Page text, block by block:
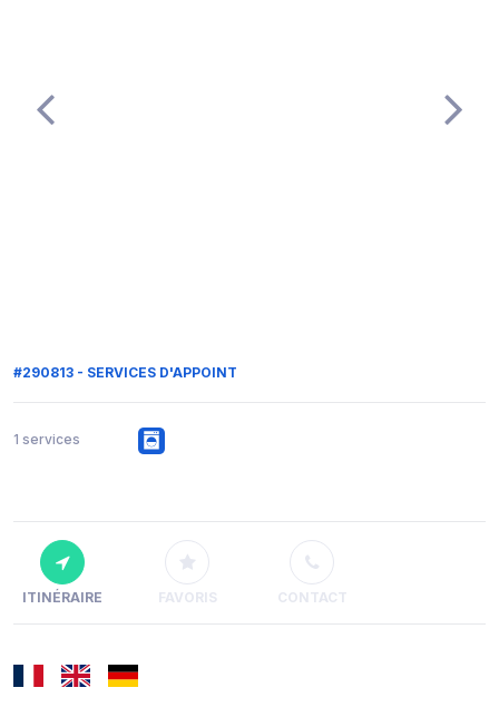
#290813 - SERVICES D'APPOINT
1 services
ITINÉRAIRE FAVORIS CONTACT